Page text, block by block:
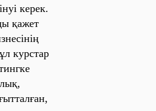
керек.
қажет
курстар